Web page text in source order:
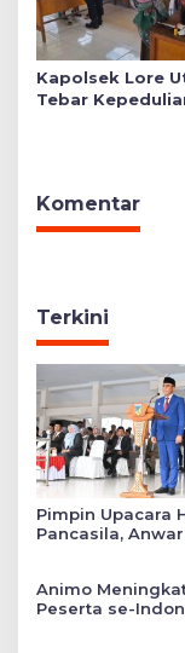
Kapolsek Lore
Tebar
Komentar
Terkini
Pimpin Upacara
Pancasila,
Animo
Peserta se-